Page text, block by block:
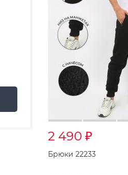
2 490 ₽
Брюки 22233